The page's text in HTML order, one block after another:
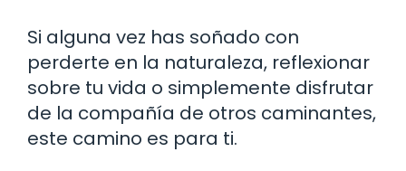
Si alguna vez has soñado con
perderte en la naturaleza, reflexionar
sobre tu vida o simplemente disfrutar
de la compañía de otros caminantes,
este camino es para ti.